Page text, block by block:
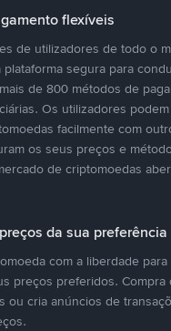
flexíveis
de utilizadores de todo o
plataforma segura para
de 800 métodos de
Os utilizadores
facilmente com
os seus preços e
de criptomoedas
da sua preferência
com a liberdade
preços preferidos. Compra
ou cria anúncios de